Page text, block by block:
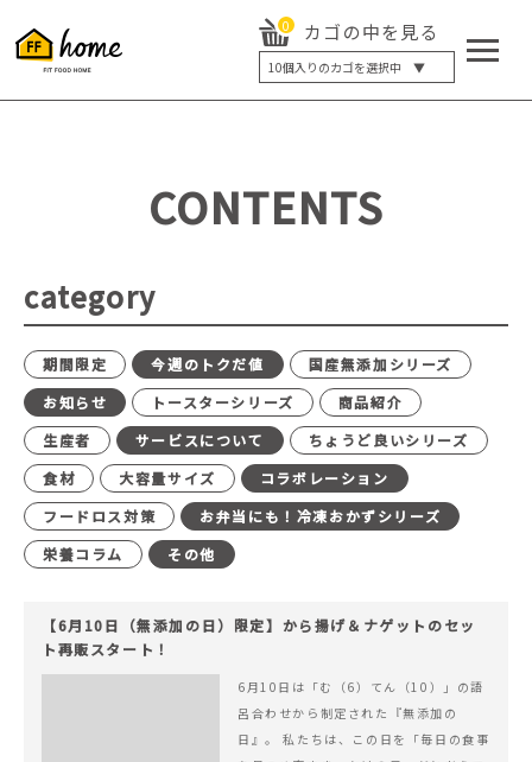
0 カゴの中を見る
10個入りのカゴを選択中 ▼
5個入り
20個入り
最大12%OFF
CONTENTS
category
期間限定 今週のトクだ値
国産無添加シリーズ
お知らせ
トースターシリーズ
商品紹介
生産者
サービスについて
ちょうど良いシリーズ
食材
大容量サイズ
コラボレーション
フードロス対策
お弁当にも！冷凍おかずシリーズ
栄養コラム
その他
【6月10日（無添加の日）限定】から揚げ＆ナゲットのセッ
ト再販スタート！
6月10日は「む（6）てん（10）」の語
呂合わせから制定された『無添加の
日』。 私たちは、この日を「毎日の食事